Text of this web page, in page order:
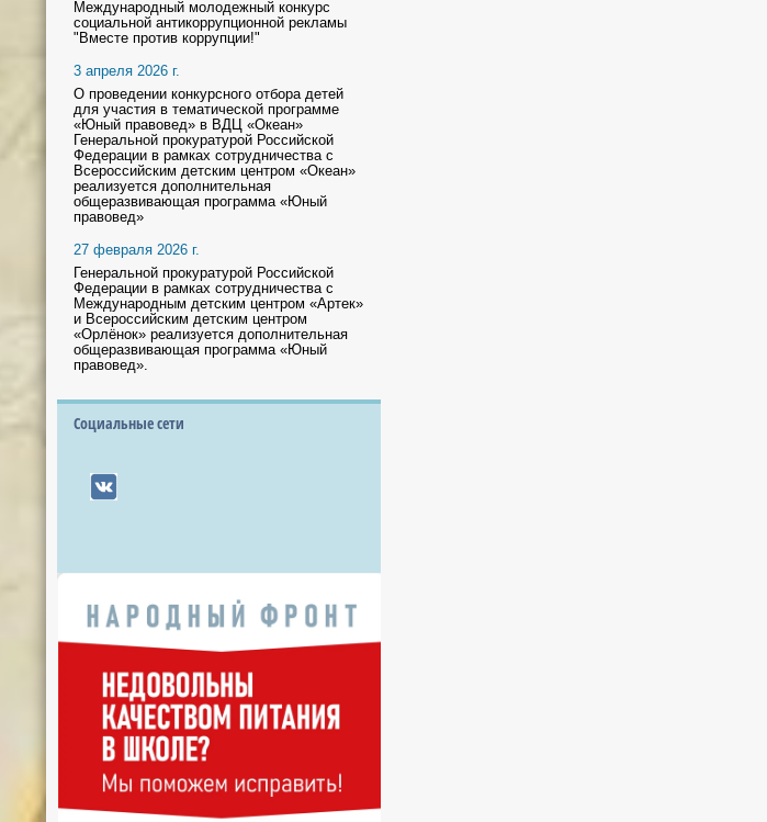
Международный молодежный конкурс
социальной антикоррупционной рекламы
"Вместе против коррупции!"
3 апреля 2026 г.
О проведении конкурсного отбора детей
для участия в тематической программе
«Юный правовед» в ВДЦ «Океан»
Генеральной прокуратурой Российской
Федерации в рамках сотрудничества с
Всероссийским детским центром «Океан»
реализуется дополнительная
общеразвивающая программа «Юный
правовед»
27 февраля 2026 г.
Генеральной прокуратурой Российской
Федерации в рамках сотрудничества с
Международным детским центром «Артек»
и Всероссийским детским центром
«Орлёнок» реализуется дополнительная
общеразвивающая программа «Юный
правовед».
Социальные сети